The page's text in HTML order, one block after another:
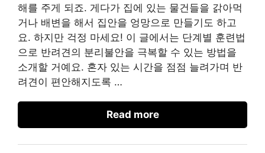
해를 주게 되죠. 게다가 집에 있는 물건들을 갉아먹
거나 배변을 해서 집안을 엉망으로 만들기도 하고
요. 하지만 걱정 마세요! 이 글에서는 단계별 훈련법
으로 반려견의 분리불안을 극복할 수 있는 방법을
소개할 거예요. 혼자 있는 시간을 점점 늘려가며 반
려견이 편안해지도록 …
Read more